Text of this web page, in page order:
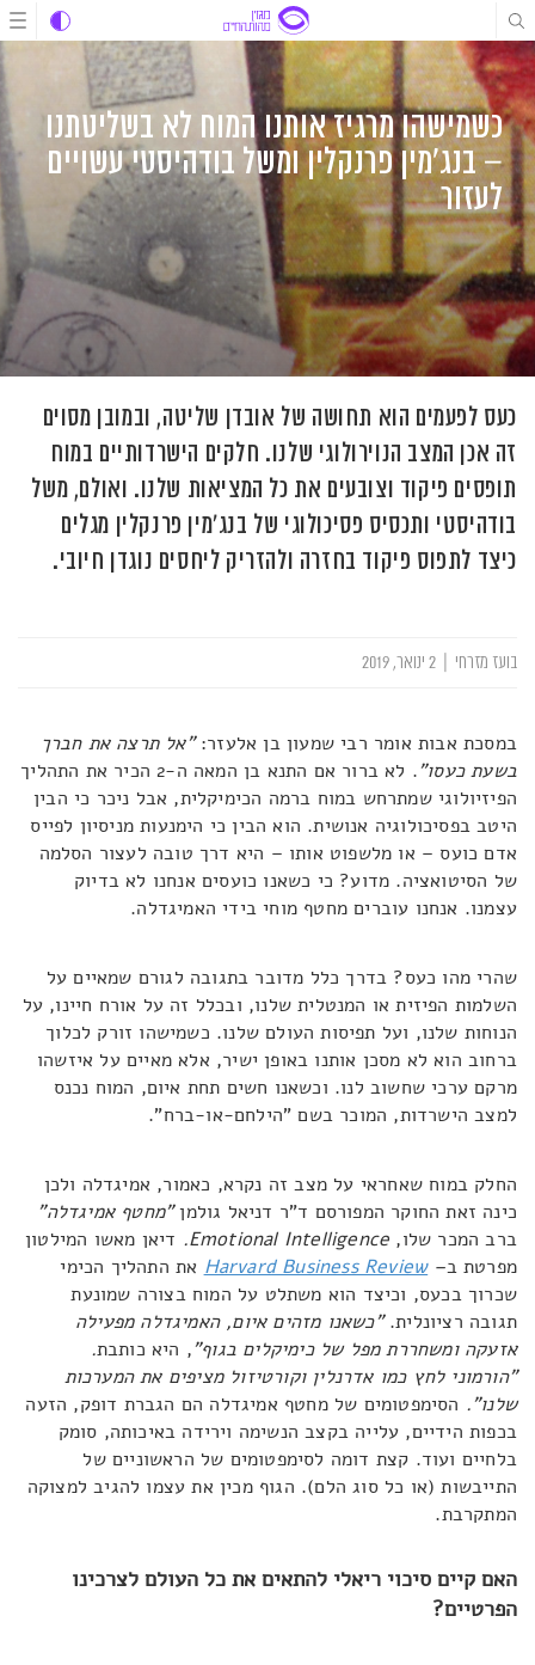
דלג
לתוכן
דלג
לתוכן
דלג
לניווט
כשמישהו מרגיז אותנו המוח לא בשליטתנו
– בנג'מין פרנקלין ומשל בודהיסטי עשויים
לעזור
כעס לפעמים הוא תחושה של אובדן שליטה, ובמובן מסוים
זה אכן המצב הנוירולוגי שלנו. חלקים הישרדותיים במוח
תופסים פיקוד וצובעים את כל המציאות שלנו. ואולם, משל
בודהיסטי ותכסיס פסיכולוגי של בנג'מין פרנקלין מגלים
כיצד לתפוס פיקוד בחזרה ולהזריק ליחסים נוגדן חיובי.
בועז מזרחי
במסכת אבות אומר רבי שמעון בן אלעזר:"אל תרצה את חברך
בשעת כעסו"
. לא ברור אם התנא בן המאה ה-2 הכיר את התהליך
הפיזיולוגי שמתרחש במוח ברמה הכימיקלית, אבל ניכר כי הבין
היטב בפסיכולוגיה אנושית. הוא הבין כי הימנעות מניסיון לפייס
אדם כועס – או מלשפוט אותו – היא דרך טובה לעצור הסלמה
של הסיטואציה. מדוע? כי כשאנו כועסים אנחנו לא בדיוק
עצמנו. אנחנו עוברים מחטף מוחי בידי האמיגדלה.
שהרי מהו כעס? בדרך כלל מדובר בתגובה לגורם שמאיים על
השלמות הפיזית או המנטלית שלנו, ובכלל זה על אורח חיינו, על
הנוחות שלנו, ועל תפיסות העולם שלנו. כשמישהו זורק לכלוך
ברחוב הוא לא מסכן אותנו באופן ישיר, אלא מאיים על איזשהו
מרקם ערכי שחשוב לנו. וכשאנו חשים תחת איום, המוח נכנס
למצב הישרדות, המוכר בשם "הילחם-או-ברח".
החלק במוח שאחראי על מצב זה נקרא, כאמור, אמיגדלה ולכן
כינה זאת החוקר המפורסם ד"ר דניאל גולמן"מחטף אמיגדלה"
ברב המכר שלו, Emotional Intelligence
. דיאן מאשו המילטון
מפרטת ב–
Harvard Business Review את התהליך הכימי
שכרוך בכעס, וכיצד הוא משתלט על המוח בצורה שמונעת
תגובה רציונלית."כשאנו מזהים איום, האמיגדלה מפעילה
אזעקה ומשחררת מפל של כימיקלים בגוף", היא כותבת.
"הורמוני לחץ כמו אדרנלין וקורטיזול מציפים את המערכות
שלנו". הסימפטומים של מחטף אמיגדלה הם הגברת דופק, הזעה
בכפות הידיים, עלייה בקצב הנשימה וירידה באיכותה, סומק
בלחיים ועוד. קצת דומה לסימפטומים של הראשוניים של
התייבשות (או כל סוג הלם). הגוף מכין את עצמו להגיב למצוקה
המתקרבת.
האם קיים סיכוי ריאלי להתאים את כל העולם לצרכינו
הפרטיים?